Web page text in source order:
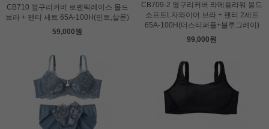
CB710 옆구리커버 로맨틱레이스 몰드
브라 + 팬티 세트 65A-100H(민트,살몬)
59,000원
CB709-2 옆구리커버 라메플라워 몰드
소프트L자와이어 브라 + 팬티 2세트
65A-100H(더스티퍼플+블루그레이)
99,000원